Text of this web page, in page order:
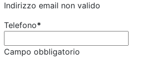
Indirizzo email non valido
Telefono*
Campo obbligatorio